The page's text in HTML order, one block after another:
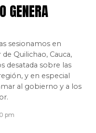
GENERA
sesionamos en
Quilichao, Cauca,
desatada sobre las
y en especial
al gobierno y a los
pm